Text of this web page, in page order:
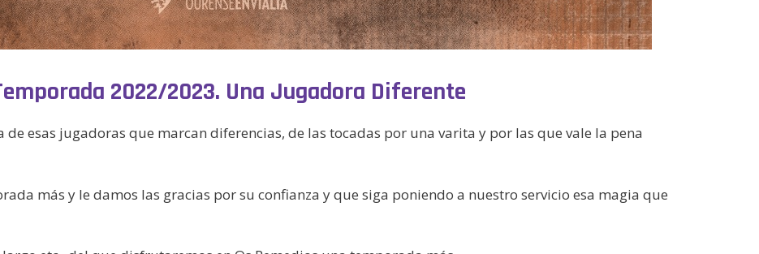
2022/2023. Una Jugadora Diferente
esas jugadoras que marcan diferencias, de las tocadas por una varita y por las que vale la pena
más y le damos las gracias por su confianza y que siga poniendo a nuestro servicio esa magia que